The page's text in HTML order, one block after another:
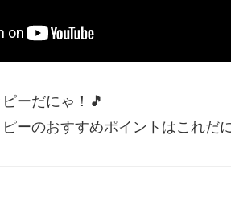
ーだにゃ！🎵
ーのおすすめポイントはこれだ